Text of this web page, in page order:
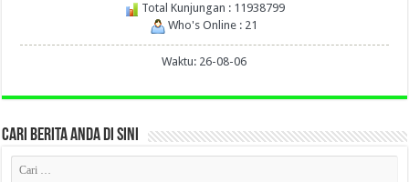
Total Kunjungan : 11938799
Who's Online : 21
Waktu: 26-08-06
CARI BERITA ANDA DI SINI